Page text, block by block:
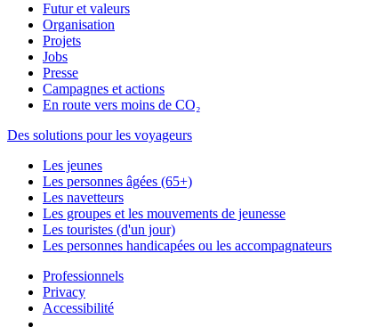
Futur et valeurs
Organisation
Projets
Jobs
Presse
Campagnes et actions
En route vers moins de CO₂
Des solutions pour les voyageurs
Les jeunes
Les personnes âgées (65+)
Les navetteurs
Les groupes et les mouvements de jeunesse
Les touristes (d'un jour)
Les personnes handicapées ou les accompagnateurs
Professionnels
Privacy
Accessibilité